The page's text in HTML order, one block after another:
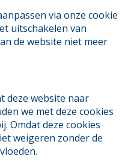
via onze cookie
uitschakelen van
de website niet meer
deze website naar
we met deze cookies
Omdat deze cookies
weigeren zonder de